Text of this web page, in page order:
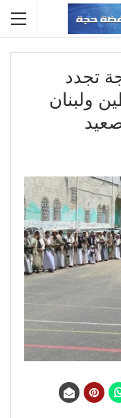
تجدد
ولبنان